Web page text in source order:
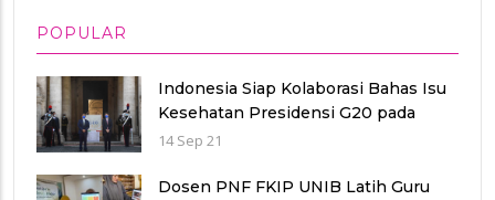
POPULAR
Indonesia Siap Kolaborasi Bahas Isu
Kesehatan Presidensi G20 pada
2022
14 Sep 21
Dosen PNF FKIP UNIB Latih Guru